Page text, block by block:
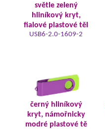
světle zelený
hliníkový kryt,
fialové plastové těl
USB6-2.0-1609-2
černý hliníkový
kryt, námořnicky
modré plastové tě